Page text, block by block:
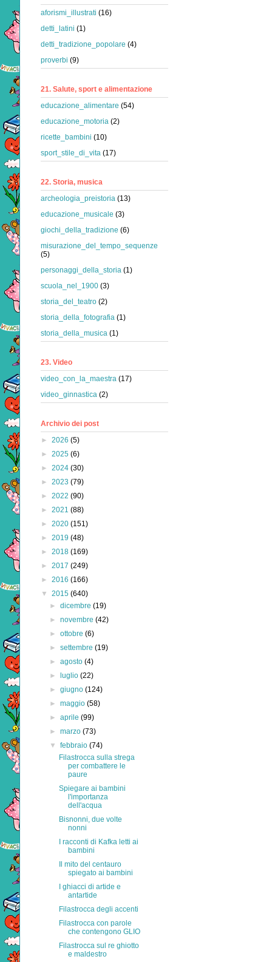
aforismi_illustrati (16)
detti_latini (1)
detti_tradizione_popolare (4)
proverbi (9)
21. Salute, sport e alimentazione
educazione_alimentare (54)
educazione_motoria (2)
ricette_bambini (10)
sport_stile_di_vita (17)
22. Storia, musica
archeologia_preistoria (13)
educazione_musicale (3)
giochi_della_tradizione (6)
misurazione_del_tempo_sequenze
(5)
personaggi_della_storia (1)
scuola_nel_1900 (3)
storia_del_teatro (2)
storia_della_fotografia (1)
storia_della_musica (1)
23. Video
video_con_la_maestra (17)
video_ginnastica (2)
Archivio dei post
► 2026 (5)
► 2025 (6)
► 2024 (30)
► 2023 (79)
► 2022 (90)
► 2021 (88)
► 2020 (151)
► 2019 (48)
► 2018 (169)
► 2017 (249)
► 2016 (166)
▼ 2015 (640)
►dicembre(19)
►novembre(42)
►ottobre(6)
►settembre(19)
►agosto(4)
►
luglio(22)
►giugno(124)
►maggio(58)
►aprile(99)
►marzo(73)
▼febbraio(74)
Filastrocca sulla strega
per combattere le
paure
Spiegare ai bambini
l'importanza
dell'acqua
Bisnonni, due volte
nonni
I racconti di Kafka letti ai
bambini
Il mito del centauro
spiegato ai bambini
I ghiacci di artide e
antartide
Filastrocca degli accenti
Filastrocca con parole
che contengono GLIO
Filastrocca sul re ghiotto
e maldestro